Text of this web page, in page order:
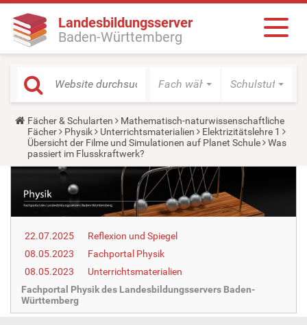
Landesbildungsserver
Baden-Württemberg
Fach wählen Schulstufe
Y
o
u
a
r
e
r
e
Fächer & Schularten
Mathematisch-naturwissenschaftliche
Fächer
Physik Unterrichtsmaterialien
Elektrizitätslehre 1
Übersicht der Filme und Simulationen auf Planet Schule
Was
passiert im Flusskraftwerk?
22.07.2025
Reflexion und Spiegel
08.05.2023
Fachportal Physik
08.05.2023
Unterrichtsmaterialien
Fachportal Physik des Landesbildungsservers Baden-
Württemberg